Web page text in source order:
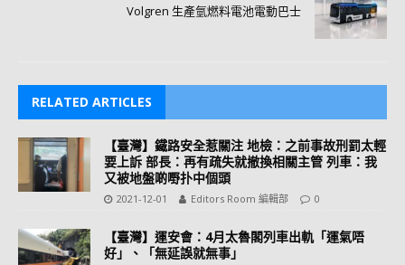
Volgren 生產氫燃料電池電動巴士
RELATED ARTICLES
【臺灣】鐵路安全惹關注 地檢：之前事故刑罰太輕
要上訴 部長：再有疏失就撤換相關主管 列車：我
又被地盤啲嘢扑中個頭
2021-12-01 Editors Room 編輯部 0
【臺灣】運安會：4月太魯閣列車出軌「運氣唔
好」、「無延誤就無事」